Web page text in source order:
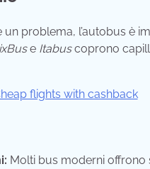
un problema, l’autobus è
e Itabuscoprono
Molti bus moderni offrono